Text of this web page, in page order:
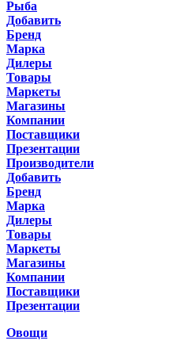
Рыба
Добавить
Бренд
Марка
Дилеры
Товары
Маркеты
Магазины
Компании
Поставщики
Презентации
Производители
Добавить
Бренд
Марка
Дилеры
Товары
Маркеты
Магазины
Компании
Поставщики
Презентации
Овощи